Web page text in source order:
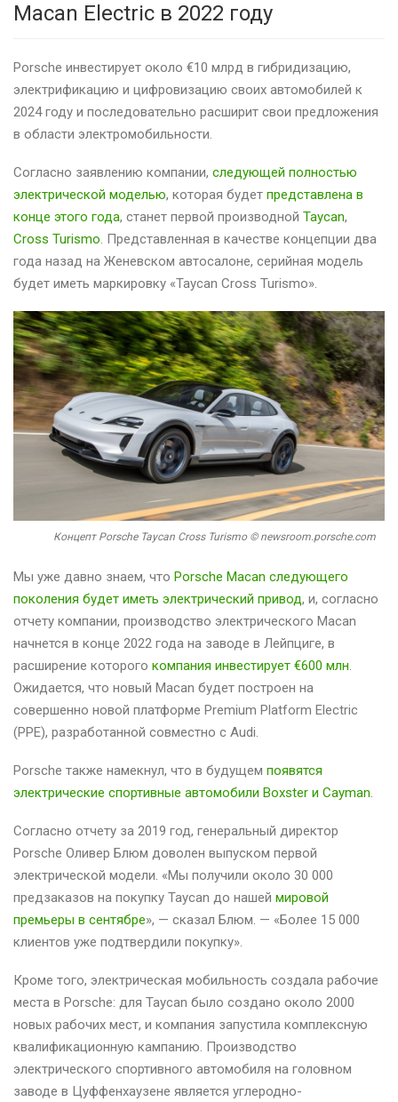
Macan Electric в 2022 году
Porsche инвестирует около €10 млрд в гибридизацию,
электрификацию и цифровизацию своих автомобилей к
2024 году и последовательно расширит свои предложения
в области электромобильности.
Согласно заявлению компании, следующей полностью
электрической моделью, которая будет представлена в
конце этого года, станет первой производной Taycan,
Cross Turismo. Представленная в качестве концепции два
года назад на Женевском автосалоне, серийная модель
будет иметь маркировку «Taycan Cross Turismo».
Концепт Porsche Taycan Cross Turismo © newsroom.porsche.com
Мы уже давно знаем, что Porsche Macan следующего
поколения будет иметь электрический привод, и, согласно
отчету компании, производство электрического Macan
начнется в конце 2022 года на заводе в Лейпциге, в
расширение которого компания инвестирует €600 млн.
Ожидается, что новый Macan будет построен на
совершенно новой платформе Premium Platform Electric
(PPE), разработанной совместно с Audi.
Porsche также намекнул, что в будущем появятся
электрические спортивные автомобили Boxster и Cayman.
Согласно отчету за 2019 год, генеральный директор
Porsche Оливер Блюм доволен выпуском первой
электрической модели. «Мы получили около 30 000
предзаказов на покупку Taycan до нашей мировой
премьеры в сентябре», — сказал Блюм. — «Более 15 000
клиентов уже подтвердили покупку».
Кроме того, электрическая мобильность создала рабочие
места в Porsche: для Taycan было создано около 2000
новых рабочих мест, и компания запустила комплексную
квалификационную кампанию. Производство
электрического спортивного автомобиля на головном
заводе в Цуффенхаузене является углеродно-